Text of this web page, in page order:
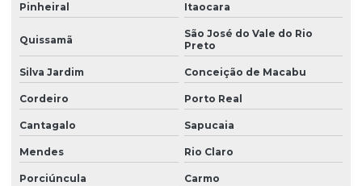
Pinheiral Itaocara
Quissamã
São José do Vale do Rio
Preto
Silva Jardim Conceição de Macabu
Cordeiro Porto Real
Cantagalo Sapucaia
Mendes Rio Claro
Porciúncula Carmo